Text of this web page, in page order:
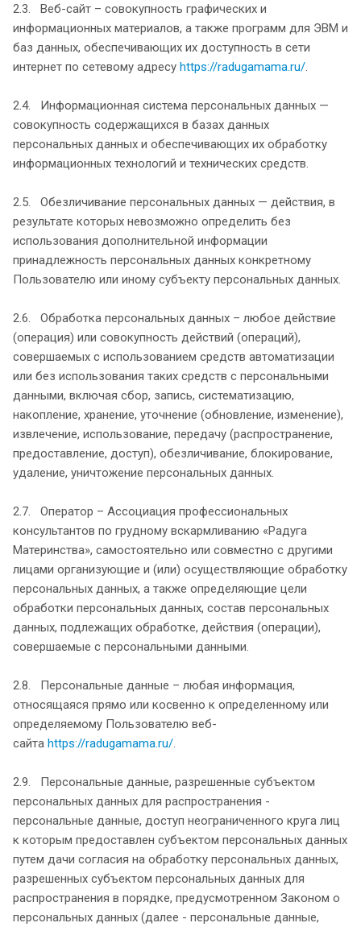
2.3. Веб-сайт – совокупность графических и
информационных материалов, а также программ для ЭВМ и
баз данных, обеспечивающих их доступность в сети
интернет по сетевому адресу https://radugamama.ru/.
2.4. Информационная система персональных данных —
совокупность содержащихся в базах данных
персональных данных и обеспечивающих их обработку
информационных технологий и технических средств.
2.5. Обезличивание персональных данных — действия, в
результате которых невозможно определить без
использования дополнительной информации
принадлежность персональных данных конкретному
Пользователю или иному субъекту персональных данных.
2.6. Обработка персональных данных – любое действие
(операция) или совокупность действий (операций),
совершаемых с использованием средств автоматизации
или без использования таких средств с персональными
данными, включая сбор, запись, систематизацию,
накопление, хранение, уточнение (обновление, изменение),
извлечение, использование, передачу (распространение,
предоставление, доступ), обезличивание, блокирование,
удаление, уничтожение персональных данных.
2.7. Оператор – Ассоциация профессиональных
консультантов по грудному вскармливанию «Радуга
Материнства», самостоятельно или совместно с другими
лицами организующие и (или) осуществляющие обработку
персональных данных, а также определяющие цели
обработки персональных данных, состав персональных
данных, подлежащих обработке, действия (операции),
совершаемые с персональными данными.
2.8. Персональные данные – любая информация,
относящаяся прямо или косвенно к определенному или
определяемому Пользователю веб-
сайта https://radugamama.ru/.
2.9. Персональные данные, разрешенные субъектом
персональных данных для распространения -
персональные данные, доступ неограниченного круга лиц
к которым предоставлен субъектом персональных данных
путем дачи согласия на обработку персональных данных,
разрешенных субъектом персональных данных для
распространения в порядке, предусмотренном Законом о
персональных данных (далее - персональные данные,